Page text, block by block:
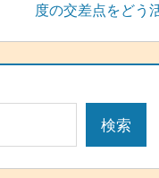
度の交差点をどう
検索